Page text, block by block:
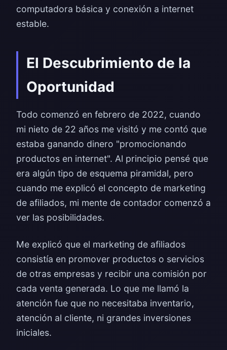
computadora básica y conexión a internet
estable.
El Descubrimiento de la
Oportunidad
Todo comenzó en febrero de 2022, cuando
mi nieto de 22 años me visitó y me contó que
estaba ganando dinero "promocionando
productos en internet". Al principio pensé que
era algún tipo de esquema piramidal, pero
cuando me explicó el concepto de marketing
de afiliados, mi mente de contador comenzó a
ver las posibilidades.
Me explicó que el marketing de afiliados
consistía en promover productos o servicios
de otras empresas y recibir una comisión por
cada venta generada. Lo que me llamó la
atención fue que no necesitaba inventario,
atención al cliente, ni grandes inversiones
iniciales.